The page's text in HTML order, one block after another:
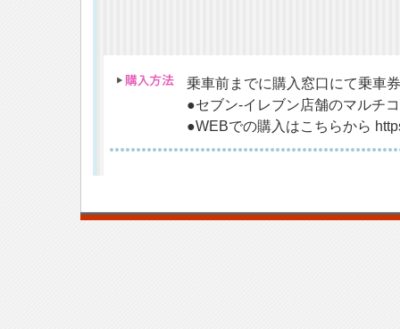
乗車前までに購入窓口にて乗車
●セブン-イレブン店舗のマルチ
●WEBでの購入はこちらから